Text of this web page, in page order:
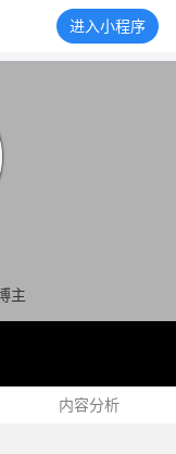
进入小程序
主
内容分析